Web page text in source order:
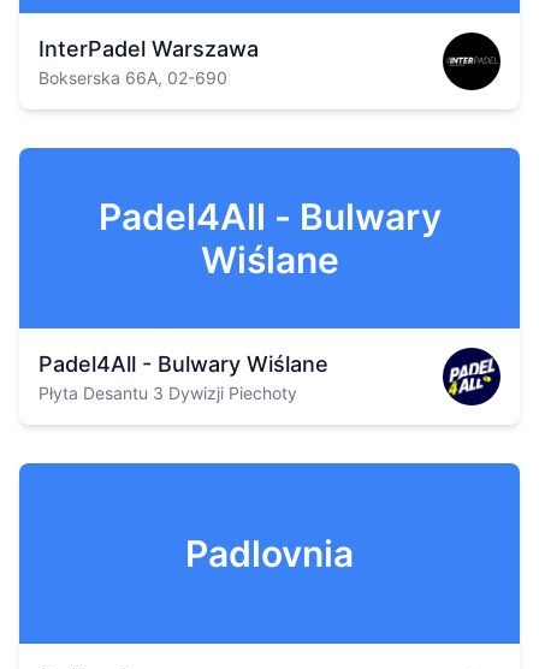
InterPadel Warszawa
Bokserska 66A, 02-690
Padel4All - Bulwary
Wiślane
Padel4All - Bulwary Wiślane
Płyta Desantu 3 Dywizji Piechoty
Padlovnia